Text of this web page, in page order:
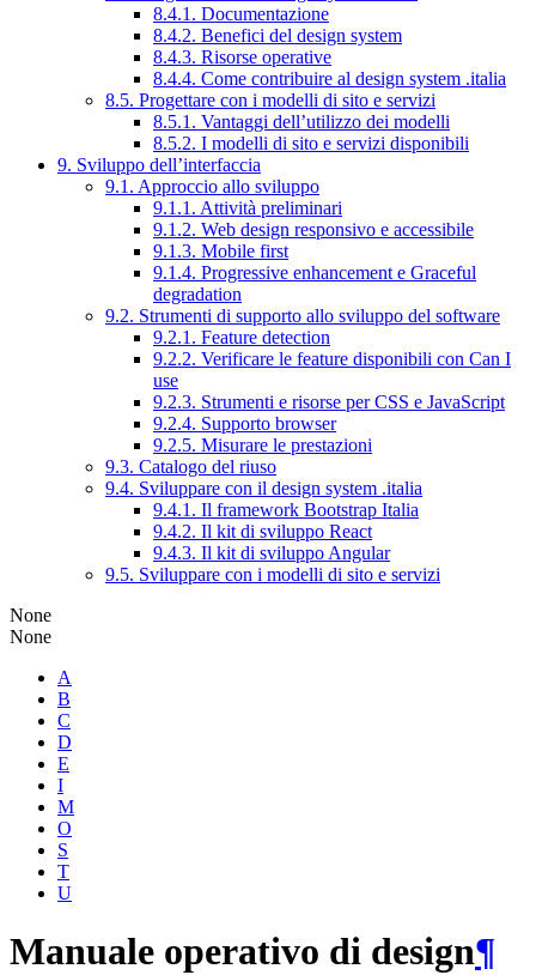
8.4.1. Documentazione
8.4.2. Benefici del design system
8.4.3. Risorse operative
8.4.4. Come contribuire al design system .italia
8.5. Progettare con i modelli di sito e servizi
8.5.1. Vantaggi dell’utilizzo dei modelli
8.5.2. I modelli di sito e servizi disponibili
9. Sviluppo dell’interfaccia
9.1. Approccio allo sviluppo
9.1.1. Attività preliminari
9.1.2. Web design responsivo e accessibile
9.1.3. Mobile first
9.1.4. Progressive enhancement e Graceful
degradation
9.2. Strumenti di supporto allo sviluppo del software
9.2.1. Feature detection
9.2.2. Verificare le feature disponibili con Can I
use
9.2.3. Strumenti e risorse per CSS e JavaScript
9.2.4. Supporto browser
9.2.5. Misurare le prestazioni
9.3. Catalogo del riuso
9.4. Sviluppare con il design system .italia
9.4.1. Il framework Bootstrap Italia
9.4.2. Il kit di sviluppo React
9.4.3. Il kit di sviluppo Angular
9.5. Sviluppare con i modelli di sito e servizi
None
None
A
B
C
D
E
I
M
O
S
T
U
Manuale operativo di design¶